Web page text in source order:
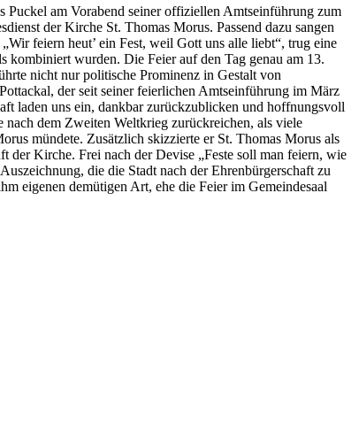
Puckel am Vorabend seiner offiziellen Amtseinführung zum
der Kirche St. Thomas Morus. Passend dazu sangen
feiern heut’ ein Fest, weil Gott uns alle liebt“, trug eine
kombiniert wurden. Die Feier auf den Tag genau am 13.
nicht nur politische Prominenz in Gestalt von
der seit seiner feierlichen Amtseinführung im März
laden uns ein, dankbar zurückzublicken und hoffnungsvoll
nach dem Zweiten Weltkrieg zurückreichen, als viele
mündete. Zusätzlich skizzierte er St. Thomas Morus als
der Kirche. Frei nach der Devise „Feste soll man feiern, wie
die die Stadt nach der Ehrenbürgerschaft zu
eigenen demütigen Art, ehe die Feier im Gemeindesaal